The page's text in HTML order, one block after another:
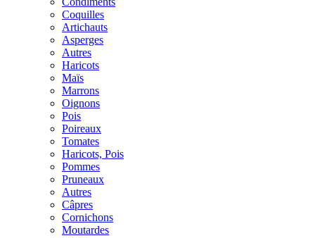
Coquilles
Artichauts
Asperges
Autres
Haricots
Maïs
Marrons
Oignons
Pois
Poireaux
Tomates
Haricots, Pois
Pommes
Pruneaux
Autres
Câpres
Cornichons
Moutardes